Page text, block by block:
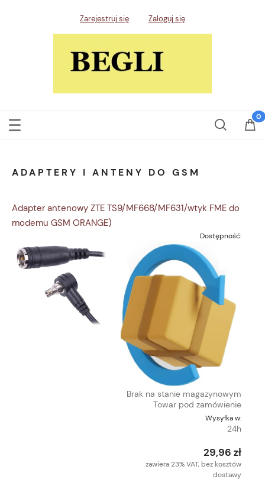
Zarejestruj się Zaloguj się
ADAPTERY I ANTENY DO GSM
Adapter antenowy ZTE TS9/MF668/MF631/wtyk FME do
modemu GSM ORANGE)
Dostępność:
Brak na stanie magazynowym
Towar pod zamówienie
Wysyłka w:
24h
29,96 zł
zawiera 23% VAT, bez kosztów
dostawy